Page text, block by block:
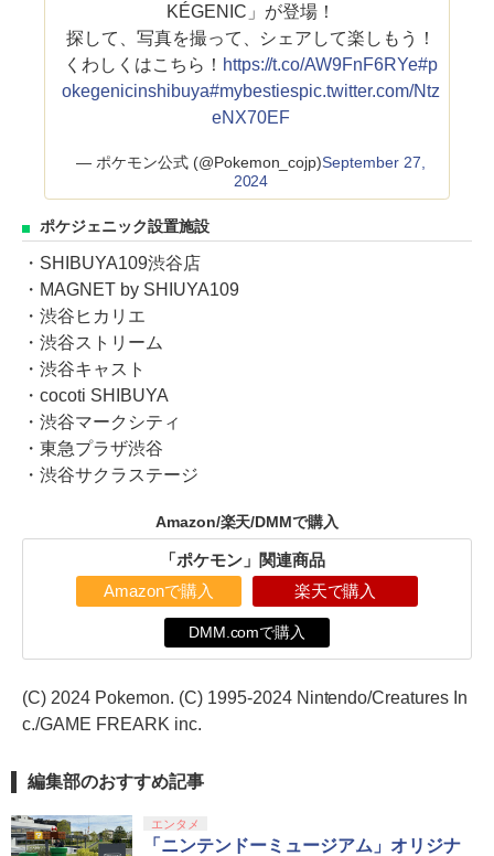
KÉGENIC」が登場！
探して、写真を撮って、シェアして楽しもう！
くわしくはこちら！ https://t.co/AW9FnF6RYe#p
okegenicinshibuya#mybestiespic.twitter.com/Ntz
eNX70EF
— ポケモン公式 (@Pokemon_cojp)September 27,
2024
ポケジェニック設置施設
・SHIBUYA109渋谷店
・MAGNET by SHIUYA109
・渋谷ヒカリエ
・渋谷ストリーム
・渋谷キャスト
・cocoti SHIBUYA
・渋谷マークシティ
・東急プラザ渋谷
・渋谷サクラステージ
Amazon/楽天/DMMで購入
「ポケモン」関連商品
Amazonで購入 楽天で購入
DMM.comで購入
(C) 2024 Pokemon. (C) 1995-2024 Nintendo/Creatures In
c./GAME FREARK inc.
編集部のおすすめ記事
エンタメ
「ニンテンドーミュージアム」オリジナ